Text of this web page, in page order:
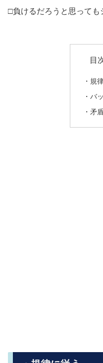
□負けるだろうと思っても
目
・規
・バ
・矛